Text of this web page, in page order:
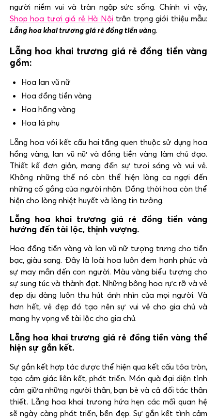
người niềm vui và tràn ngập sức sống. Chính vì vậy,
Shop hoa tươi giá rẻ Hà Nội trân trọng giới thiệu mẫu:
Lẵng hoa khai trương giá rẻ đồng tiền vàng.
Lẵng hoa khai trương giá rẻ đồng tiền vàng
gồm:
Hoa lan vũ nữ
Hoa đồng tiền vàng
Hoa hồng vàng
Hoa lá phụ
Lẵng hoa với kết cấu hai tầng quen thuộc sử dụng hoa
hồng vàng, lan vũ nữ và đồng tiền vàng làm chủ đạo.
Thiết kế đơn giản, mang đến sự tươi sáng và vui vẻ.
Không những thế nó còn thể hiện lòng ca ngợi đến
những cố gắng của người nhận. Đồng thời hoa còn thể
hiện cho lòng nhiệt huyết và lòng tin tưởng.
Lẵng hoa khai trương giá rẻ đồng tiền vàng
hướng đến tài lộc, thịnh vượng.
Hoa đồng tiền vàng và lan vũ nữ tượng trưng cho tiền
bạc, giàu sang. Đây là loài hoa luôn đem hạnh phúc và
sự may mắn đến con người. Màu vàng biểu tượng cho
sự sung túc và thành đạt. Những bông hoa rực rỡ và vẻ
đẹp dịu dàng luôn thu hút ánh nhìn của mọi người. Và
hơn hết, vẻ đẹp đó tạo nên sự vui vẻ cho gia chủ và
mang hy vọng về tài lộc cho gia chủ.
Lẵng hoa khai trương giá rẻ đồng tiền vàng thể
hiện sự gắn kết.
Sự gắn kết hợp tác được thể hiện qua kết cấu tỏa tròn,
tạo cảm giác liên kết, phát triển. Món quà đại diện tình
cảm giữa những người thân, bạn bè và cả đối tác thân
thiết. Lẵng hoa khai trương hứa hẹn các mối quan hệ
sẽ ngày càng phát triển, bền đẹp. Sự gắn kết tình cảm